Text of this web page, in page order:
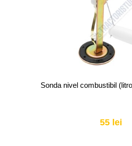
Sonda nivel combustibil
55 lei